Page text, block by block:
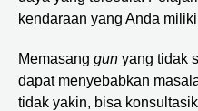
kendaraan yang Anda
Memasang gun yang tidak
dapat menyebabkan
tidak yakin, bisa